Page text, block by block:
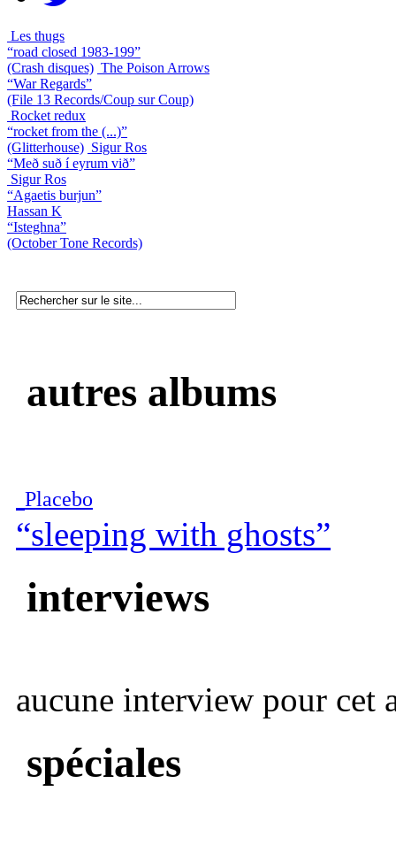
Les thugs
“road closed 1983-199”
(Crash disques) The Poison Arrows
“War Regards”
(File 13 Records/Coup sur Coup)
Rocket redux
“rocket from the (...)”
(Glitterhouse) Sigur Ros
“Með suð í eyrum við”
Sigur Ros
“Agaetis burjun”
Hassan K
“Isteghna”
(October Tone Records)
autres albums
Placebo
“sleeping with ghosts”
interviews
aucune interview pour cet
spéciales